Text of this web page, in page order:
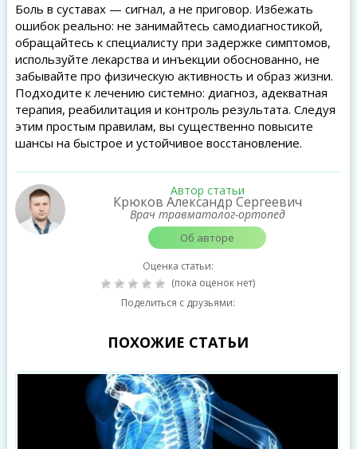
Боль в суставах — сигнал, а не приговор. Избежать
ошибок реально: не занимайтесь самодиагностикой,
обращайтесь к специалисту при задержке симптомов,
используйте лекарства и инъекции обоснованно, не
забывайте про физическую активность и образ жизни.
Подходите к лечению системно: диагноз, адекватная
терапия, реабилитация и контроль результата. Следуя
этим простым правилам, вы существенно повысите
шансы на быстрое и устойчивое восстановление.
Автор статьи
Крюков Александр Сергеевич
Врач травматолог-ортопед
Об авторе
Оценка статьи:
(пока оценок нет)
Поделиться с друзьями:
ПОХОЖИЕ СТАТЬИ